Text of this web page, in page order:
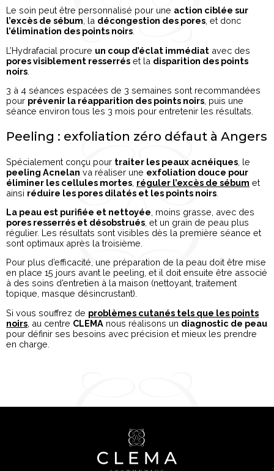
Le soin peut être personnalisé pour une action ciblée sur
l’excès de sébum, la décongestion des pores, et donc
l’élimination des points noirs.
L’Hydrafacial procure un coup d’éclat immédiat avec des
pores visiblement resserrés et la disparition des points
noirs
3 à 4 séances espacées de 3 semaines sont recommandées
pour prévenir la réapparition des points noirs , puis une
séance environ tous les 3 mois pour entretenir les résultats.
Peeling : exfoliation zéro défaut à Angers
Spécialement conçu pour traiter les peaux acnéiques , le
peeling Acnelan va réaliser une exfoliation douce pour
éliminer les cellules mortes réguler l’excès de sébum et
ainsi réduire les pores dilatés et les points noirs
La peau est purifiée et nettoyée , moins grasse, avec des
pores resserrés et désobstrués , et un grain de peau plus
régulier. Les résultats sont visibles dès la première séance et
sont optimaux après la troisième.
Pour plus d’efficacité, une préparation de la peau doit être mise
en place 15 jours avant le peeling, et il doit ensuite être associé
à des soins d’entretien à la maison (nettoyant, traitement
topique, masque désincrustant).
Si vous souffrez de problèmes cutanés tels que les points
noirs , au centre CLEMA nous réalisons un diagnostic de peau
pour définir ses besoins avec précision et mieux les prendre
en charge.